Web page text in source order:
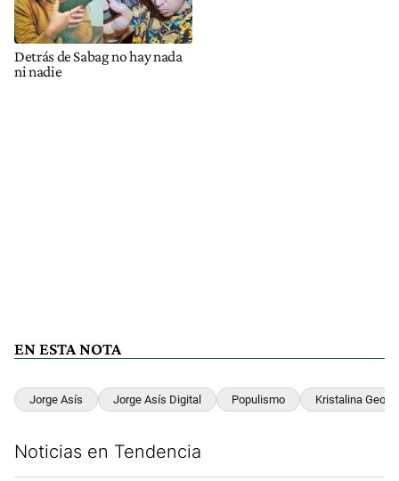
Noticias en Tendencia
Este listado muestra los artículos con más comentarios en los
Un artículo de tendencia con el título "Karina Milei vuelve al
Un artículo de tendencia con